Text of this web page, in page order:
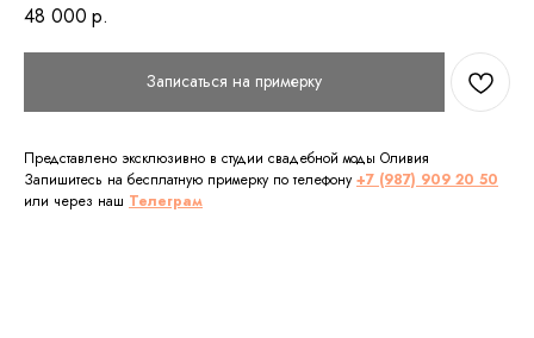
48 000 р.
Записаться на примерку
Представлено эксклюзивно в студии свадебной моды Оливия
Запишитесь на бесплатную примерку по телефону +7 (987) 909 20 50
или через наш Телеграм